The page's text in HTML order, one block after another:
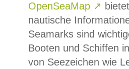
OpenSeaMap ↗
nautische
Seamarks sind
Booten und Schiffen
von Seezeichen wie